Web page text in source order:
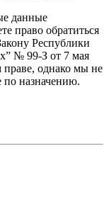
данные
право обратиться
Республики
№ 99-З от 7 мая
однако мы не
по назначению.